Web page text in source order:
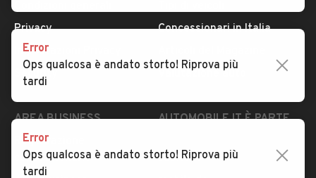
Privacy
Impostazioni Privacy
Security
Concessionari in Italia
Valutazione auto
AREA BUSINESS
Registrazione
concessionario
AUTOMOBILE.IT È PARTE
subito.it
Error
Ops qualcosa è andato storto! Riprova più
tardi
Error
Ops qualcosa è andato storto! Riprova più
tardi